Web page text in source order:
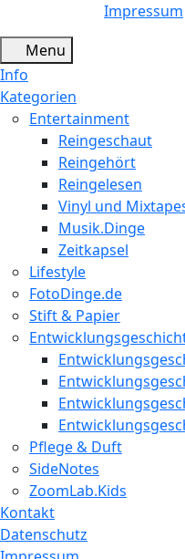
Impressum
Menu
Info
Kategorien
Entertainment
Reingeschaut
Reingehört
Reingelesen
Vinyl und
Musik.Dinge
Zeitkapsel
Lifestyle
FotoDinge.de
Stift & Papier
Pflege & Duft
SideNotes
ZoomLab.Kids
Kontakt
Datenschutz